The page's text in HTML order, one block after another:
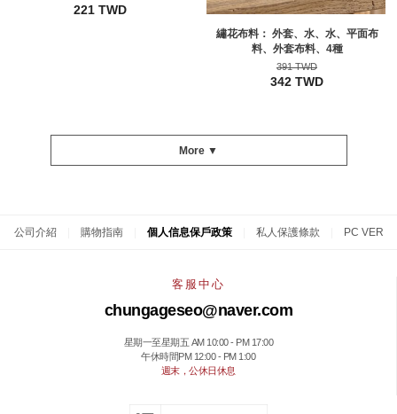
221 TWD
繡花布料： 外套、水、水、平面布
料、外套布料、4種
391 TWD
342 TWD
More ▼
公司介紹 購物指南 個人信息保戶政策 私人保護條款 PC VER
客服中心
chungageseo@naver.com
星期一至星期五 AM 10:00 - PM 17:00
午休時間PM 12:00 - PM 1:00
週末，公休日休息